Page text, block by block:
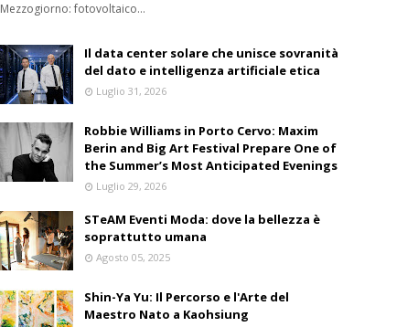
Mezzogiorno: fotovoltaico…
Il data center solare che unisce sovranità
del dato e intelligenza artificiale etica
Luglio 31, 2026
Robbie Williams in Porto Cervo: Maxim
Berin and Big Art Festival Prepare One of
the Summer’s Most Anticipated Evenings
Luglio 29, 2026
STeAM Eventi Moda: dove la bellezza è
soprattutto umana
Agosto 05, 2025
Shin-Ya Yu: Il Percorso e l'Arte del
Maestro Nato a Kaohsiung